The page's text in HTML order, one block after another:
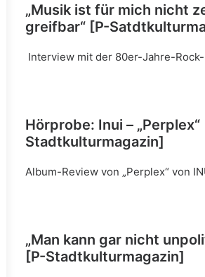
„Musik ist für mich nicht
greifbar“ [P-
Interview mit der 80er-Jahre-
Hörprobe: Inui – „Perplex“
Stadtkulturmagazin]
Album-Review von „Perplex“ von
„Man kann gar nicht
[P-Stadtkulturmagazin]